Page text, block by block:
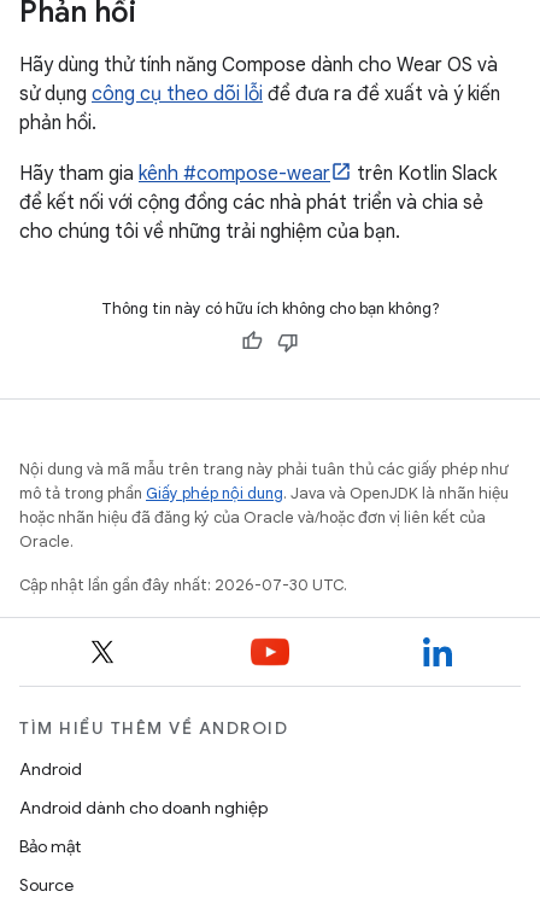
Phản hồi
Hãy dùng thử tính năng Compose dành cho Wear OS và
sử dụng công cụ theo dõi lỗi để đưa ra đề xuất và ý kiến
phản hồi.
Hãy tham gia kênh #compose-wear
trên Kotlin Slack
để kết nối với cộng đồng các nhà phát triển và chia sẻ
cho chúng tôi về những trải nghiệm của bạn.
Thông tin này có hữu ích không cho bạn không?
Nội dung và mã mẫu trên trang này phải tuân thủ các giấy phép như
mô tả trong phần Giấy phép nội dung. Java và OpenJDK là nhãn hiệu
hoặc nhãn hiệu đã đăng ký của Oracle và/hoặc đơn vị liên kết của
Oracle.
Cập nhật lần gần đây nhất: 2026-07-30 UTC.
TÌM HIỂU THÊM VỀ ANDROID
Android
Android dành cho doanh nghiệp
Bảo mật
Source